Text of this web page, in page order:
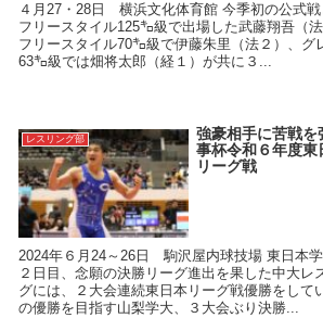
４月27・28日 横浜文化体育館 今季初の公式
フリースタイル125㌔級で出場した武藤翔吾（
フリースタイル70㌔級で伊藤朱里（法２）、グ
63㌔級では畑将太郎（経１）が共に３...
レスリング部
強豪相手に苦戦
事杯令和６年度東
リーグ戦
2024年６月24～26日 駒沢屋内球技場 東日本
２日目、念願の決勝リーグ進出を果した中大レ
グには、２大会連続東日本リーグ戦優勝をして
の優勝を目指す山梨学大、３大会ぶり決勝...